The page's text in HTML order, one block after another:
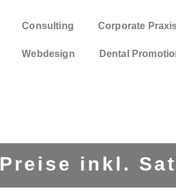
Consulting Corporate
Webdesign Dental
Preise inkl.